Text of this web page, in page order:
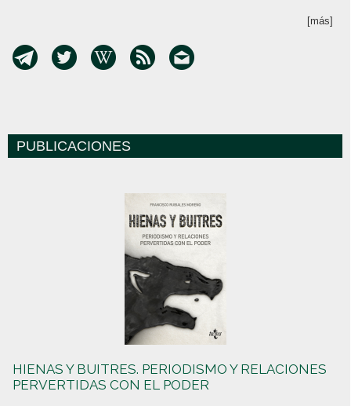
[más]
PUBLICACIONES
HIENAS Y BUITRES. PERIODISMO Y RELACIONES
PERVERTIDAS CON EL PODER